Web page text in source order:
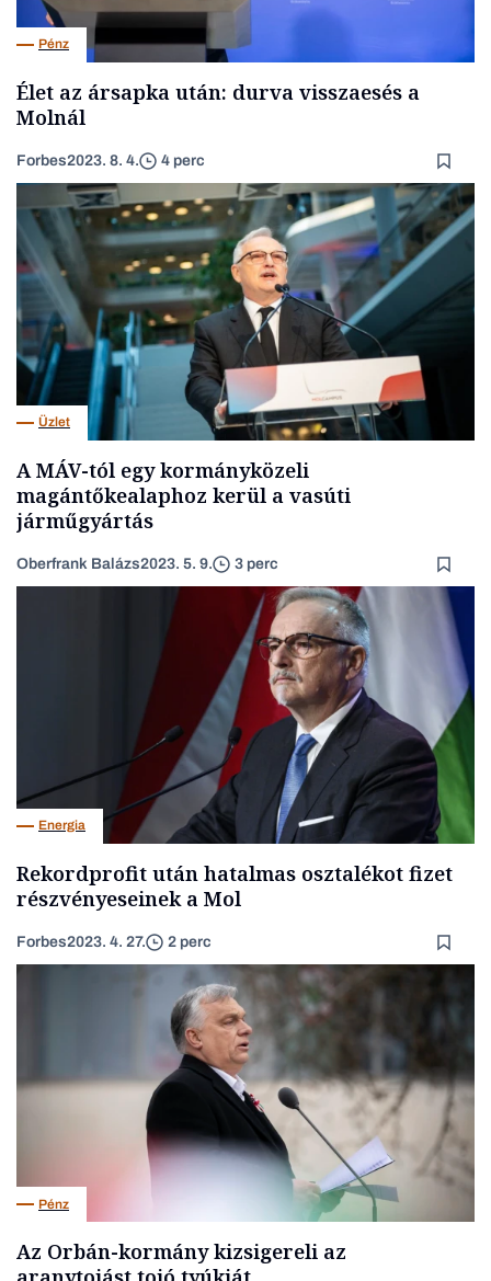
Pénz
Élet az ársapka után: durva visszaesés a
Molnál
Forbes2023. 8. 4. 4 perc
Üzlet
A MÁV-tól egy kormányközeli
magántőkealaphoz kerül a vasúti
járműgyártás
Oberfrank Balázs2023. 5. 9. 3 perc
Energia
Rekordprofit után hatalmas osztalékot fizet
részvényeseinek a Mol
Forbes2023. 4. 27. 2 perc
Pénz
Az Orbán-kormány kizsigereli az